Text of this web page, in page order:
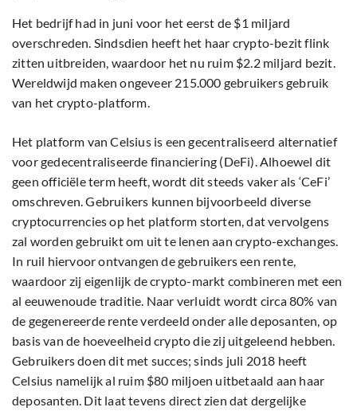
Het bedrijf had in juni voor het eerst de $1 miljard
overschreden. Sindsdien heeft het haar crypto-bezit flink
zitten uitbreiden, waardoor het nu ruim $2.2 miljard bezit.
Wereldwijd maken ongeveer 215.000 gebruikers gebruik
van het crypto-platform.
Het platform van Celsius is een gecentraliseerd alternatief
voor gedecentraliseerde financiering (DeFi). Alhoewel dit
geen officiële term heeft, wordt dit steeds vaker als ‘CeFi’
omschreven. Gebruikers kunnen bijvoorbeeld diverse
cryptocurrencies op het platform storten, dat vervolgens
zal worden gebruikt om uit te lenen aan crypto-exchanges.
In ruil hiervoor ontvangen de gebruikers een rente,
waardoor zij eigenlijk de crypto-markt combineren met een
al eeuwenoude traditie. Naar verluidt wordt circa 80% van
de gegenereerde rente verdeeld onder alle deposanten, op
basis van de hoeveelheid crypto die zij uitgeleend hebben.
Gebruikers doen dit met succes; sinds juli 2018 heeft
Celsius namelijk al ruim $80 miljoen uitbetaald aan haar
deposanten. Dit laat tevens direct zien dat dergelijke